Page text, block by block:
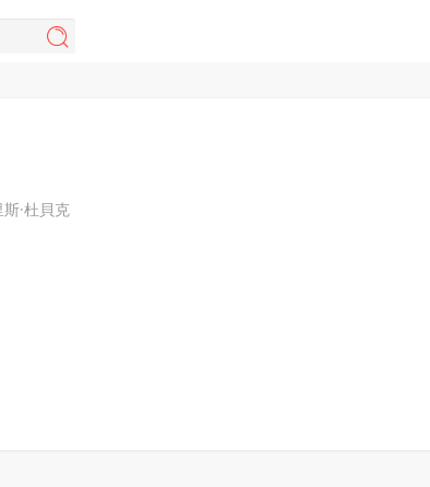

斯·杜貝克